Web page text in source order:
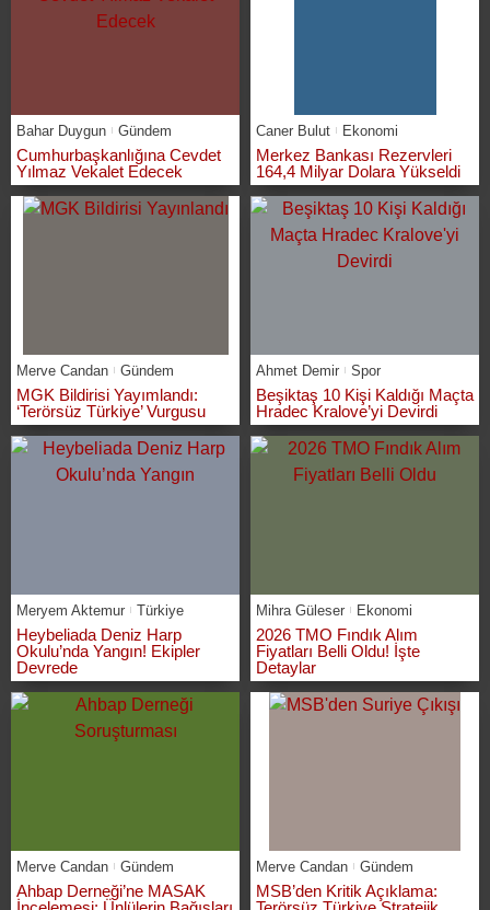
Bahar Duygun Gündem
Cumhurbaşkanlığına Cevdet
Yılmaz Vekalet Edecek
Caner Bulut Ekonomi
Merkez Bankası Rezervleri
164,4 Milyar Dolara Yükseldi
Merve Candan Gündem
MGK Bildirisi Yayımlandı:
‘Terörsüz Türkiye’ Vurgusu
Ahmet Demir Spor
Beşiktaş 10 Kişi Kaldığı Maçta
Hradec Kralove’yi Devirdi
Meryem Aktemur Türkiye
Heybeliada Deniz Harp
Okulu’nda Yangın! Ekipler
Devrede
Mihra Güleser Ekonomi
2026 TMO Fındık Alım
Fiyatları Belli Oldu! İşte
Detaylar
Merve Candan Gündem
Ahbap Derneği’ne MASAK
Merve Candan Gündem
MSB’den Kritik Açıklama: